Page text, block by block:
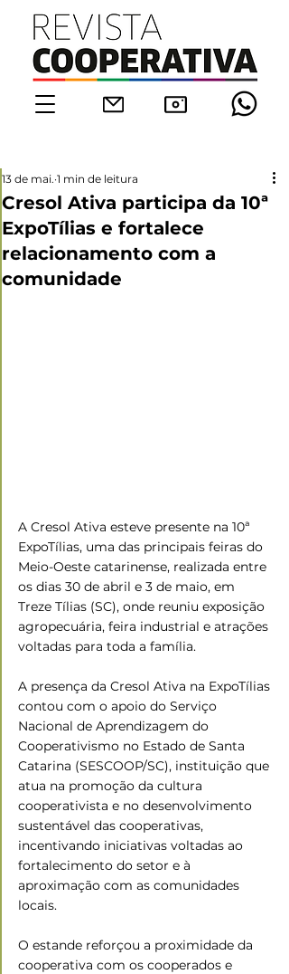
Cresol Ativa participa da 10ª
ExpoTílias e fortalece
relacionamento com a
comunidade
13 de mai. 1 min de leitura
A Cresol Ativa esteve presente na 10ª
ExpoTílias, uma das principais feiras do
Meio-Oeste catarinense, realizada entre
os dias 30 de abril e 3 de maio, em
Treze Tílias (SC), onde reuniu exposição
agropecuária, feira industrial e atrações
voltadas para toda a família.
A presença da Cresol Ativa na ExpoTílias
contou com o apoio do Serviço
Nacional de Aprendizagem do
Cooperativismo no Estado de Santa
Catarina (SESCOOP/SC), instituição que
atua na promoção da cultura
cooperativista e no desenvolvimento
sustentável das cooperativas,
incentivando iniciativas voltadas ao
fortalecimento do setor e à
aproximação com as comunidades
locais.
O estande reforçou a proximidade da
cooperativa com os cooperados e